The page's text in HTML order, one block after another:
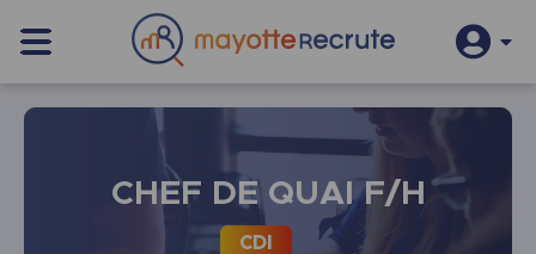
S’inscrire Se connecter
CHEF DE QUAI F/H
CDI